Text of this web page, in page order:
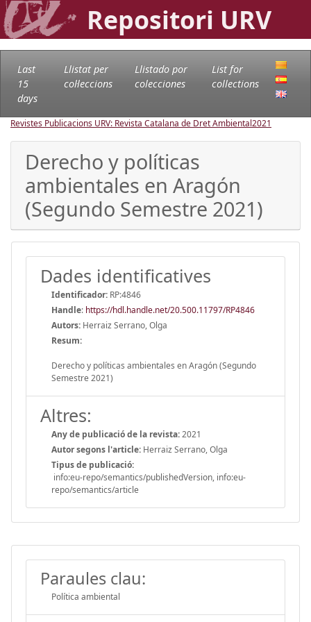
Repositori URV
Last
15
days
Llistat per
col·leccions
Llistado por
colecciones
List for
collections
Revistes Publicacions URV: Revista Catalana de Dret Ambiental2021
Derecho y políticas
ambientales en Aragón
(Segundo Semestre 2021)
Dades identificatives
Identificador: RP:4846
Handle: https://hdl.handle.net/20.500.11797/RP4846
Autors: Herraiz Serrano, Olga
Resum:
Derecho y políticas ambientales en Aragón (Segundo
Semestre 2021)
Altres:
Any de publicació de la revista:2021
Autor segons l'article: Herraiz Serrano, Olga
Tipus de publicació:
info:eu-repo/semantics/publishedVersion, info:eu-
repo/semantics/article
Paraules clau:
Política ambiental